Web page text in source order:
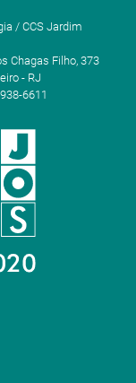
/ CCS Jardim
Chagas Filho, 373
- RJ
6611